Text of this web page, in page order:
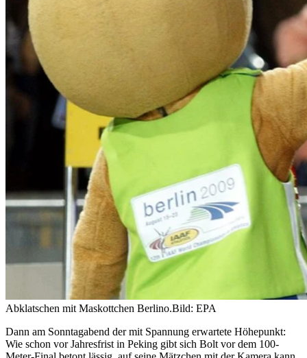
Abklatschen mit Maskottchen Berlino.Bild: EPA
Dann am Sonntagabend der mit Spannung erwartete Höhepunkt:
Wie schon vor Jahresfrist in Peking gibt sich Bolt vor dem 100-